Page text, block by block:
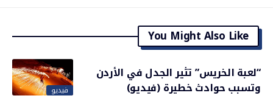
You Might Also Like
فيديو
“لعبة الخريس” تثير الجدل في الأردن
وتسبب حوادث خطيرة (فيديو)